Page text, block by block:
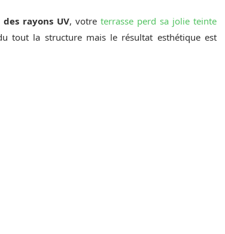
des rayons UV, votre terrasse perd sa jolie teinte
tout la structure mais le résultat esthétique est